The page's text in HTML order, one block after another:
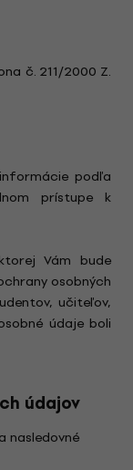
č. 211/2000 Z.
podľa
prístupe k
Vám bude
osobných
učiteľov,
údaje boli
údajov
nasledovné